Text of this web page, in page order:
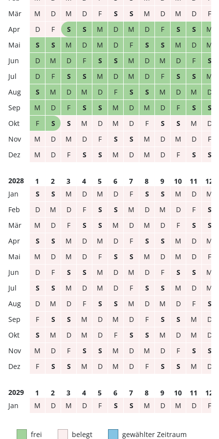
M
D M D F S S M D M D
F
D
F S S M D M D F S S
M
S
S M D M D F S S M D
M
D
M D F S S M D M D F
S
D
F S S M D M D F S S
M
S
M D M D F S S M D M
D
M
D F S S M D M D F S
S
F
S S M D M D F S S M
D
M
D M D F S S M D M D
F
M
D F S S M D M D F S S
2028 1 2 3 4 5 6 7 8 9 10 11
12
S
S M D M D F S S M D
M
D
M D F S S M D M D F
S
M
D F S S M D M D F S
S
S
S M D M D F S S M D
M
M
D M D F S S M D M D
F
D
F S S M D M D F S S
M
S
S M D M D F S S M D
M
D
M D F S S M D M D F
S
F
S S M D M D F S S M
D
S
M D M D F S S M D M
D
M
D F S S M D M D F S
S
F
S S M D M D F S S M D
2029 1 2 3 4 5 6 7 8 9 10 11
12
M
D M D F S S M D M D F
frei belegt gewählter Zeitraum